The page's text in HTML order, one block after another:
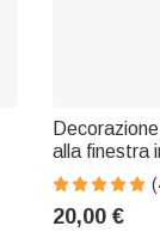
alla finestra
foto
d'arredo per
20,00 €